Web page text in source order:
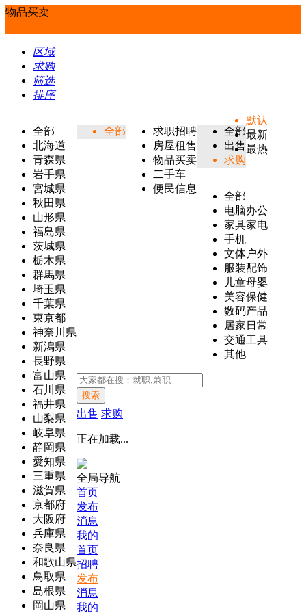
物品买卖
区域
求购
筛选
排序
全部
北海道
青森県
岩手県
宮城県
秋田県
山形県
福島県
茨城県
栃木県
群馬県
埼玉県
千葉県
東京都
神奈川県
新潟県
長野県
富山県
石川県
福井県
山梨県
岐阜県
静岡県
愛知県
三重県
滋賀県
京都府
大阪府
兵庫県
奈良県
和歌山県
鳥取県
島根県
岡山県
全部
求职招聘
房屋租售
物品买卖
二手车
便民信息
全部
出售
求购
全部
电脑办公
家具家电
手机
文体户外
服装配饰
儿童母婴
美容保健
数码产品
居家日常
交通工具
其他
默认
最新
最热
搜索
出售 求购
正在加载...
全局导航
首页
发布
消息
我的
首页
招聘
发布
消息
我的